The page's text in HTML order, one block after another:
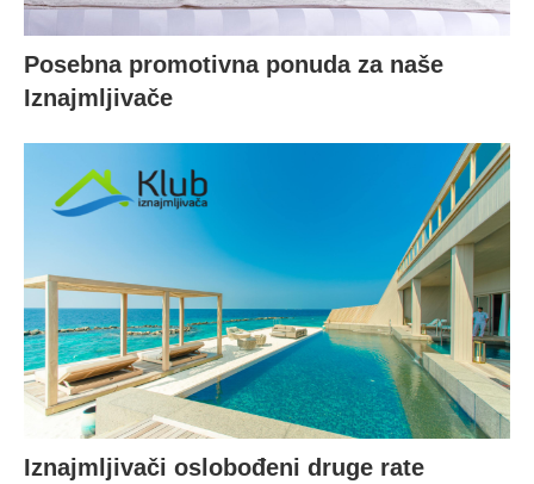
Posebna promotivna ponuda za naše
Iznajmljivače
Iznajmljivači oslobođeni druge rate